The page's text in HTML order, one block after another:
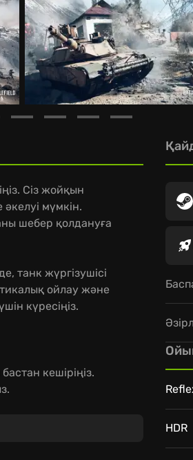
Сіз жойқын
мүмкін.
шебер қолдануға
танк жүргізушісі
ойлау және
күресіңіз.
кешіріңіз.
HDR